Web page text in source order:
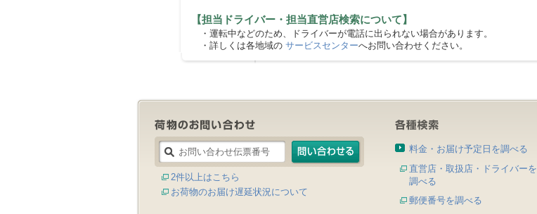
【担当ドライバー・担当直営店検索について】
・運転中などのため、ドライバーが電話に出られない場合があります。
・詳しくは各地域の サービスセンターへお問い合わせください。
2件以上はこちら
お荷物のお届け遅延状況について
料金・お届け予定日を調べる
直営店・取扱店・ドライバーを
調べる
郵便番号を調べる